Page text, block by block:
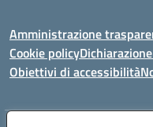
Amministrazione
Cookie policy
Obiettivi di accessibilità